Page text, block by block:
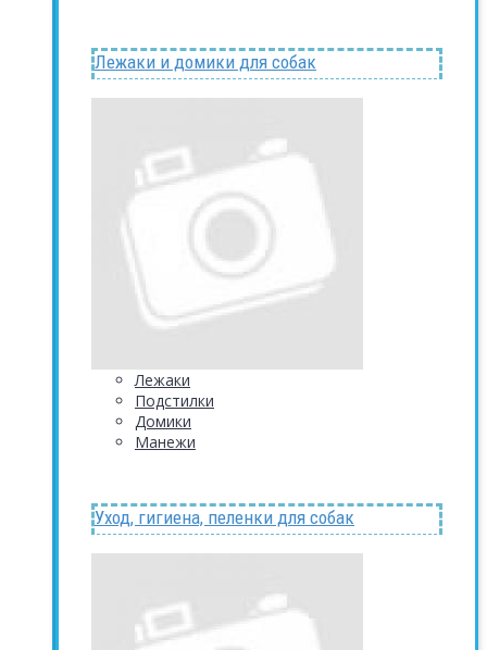
Лежаки и домики для собак
Лежаки
Подстилки
Домики
Манежи
Уход, гигиена, пеленки для собак